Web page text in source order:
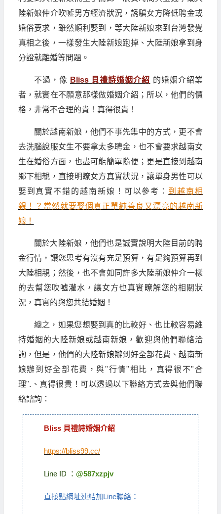
陸新娘仲介吹噓男方經濟狀況，誘騙女方降低聘金或
婚俗要求，雖然順利娶到，等大陸新娘來到台灣發覺
真相之後，一樣發生大陸新娘跑掉、大陸新娘拿到身
分證就離婚等問題。
不過，像 Bliss 貝禮詩婚姻介紹 的婚姻介紹業
者，就實在不願意那樣做婚姻介紹；所以，他們的價
格，非常不合理的貴！真得很貴！
關於越南新娘，他們不事先集中的方式，更不會
去洗腦說服女生不要拿太多聘金，也不會要求越南女
生在婚俗方面，也盡可能簡單隨便；更是直接到越南
鄉下相親，直接明瞭女方真實狀況，讓單身男性可以
娶到真實不錯的越南新娘！可以參考： 到越南相
親！？當然就要娶個真正單純善良又漂亮的越南新
娘！
關於大陸新娘，他們也是誠實說明大陸目前的聘
金行情，讓您思考有沒有充足預算，有足夠預算再到
大陸相親；然後，也不會如同許多大陸新娘仲介一樣
的去幫您吹噓灌水，讓女方也真實瞭解您的相關狀
況，真實的與您共結婚姻！
總之，如果您想娶到真的比較好、也比較容易維
持婚姻的大陸新娘或越南新娘，歡迎與他們聯絡洽
詢，但是，他們的大陸新娘辦到好全部花費、越南新
娘辦到好全部花費，與"行情"相比，真得很不"合
理".、真得很貴！可以透過以下聯絡方式去與他們聯
絡諮詢：
Bliss 貝禮詩婚姻介紹
https://bliss99.cc/
Line ID ： @587xzpjv
直接點網址連結加Line聯絡：